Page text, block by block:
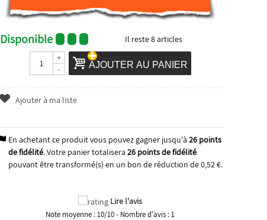
Disponible Il reste8articles
-
+
AJOUTER AU PANIER
Ajouter à ma liste
En achetant ce produit vous pouvez gagner jusqu'à 26points
de fidélité. Votre panier totalisera 26points de fidélité
pouvant être transformé(s) en un bon de réduction de0,52 €.
Lire l'avis
Note moyenne :10/10- Nombre d'avis :1